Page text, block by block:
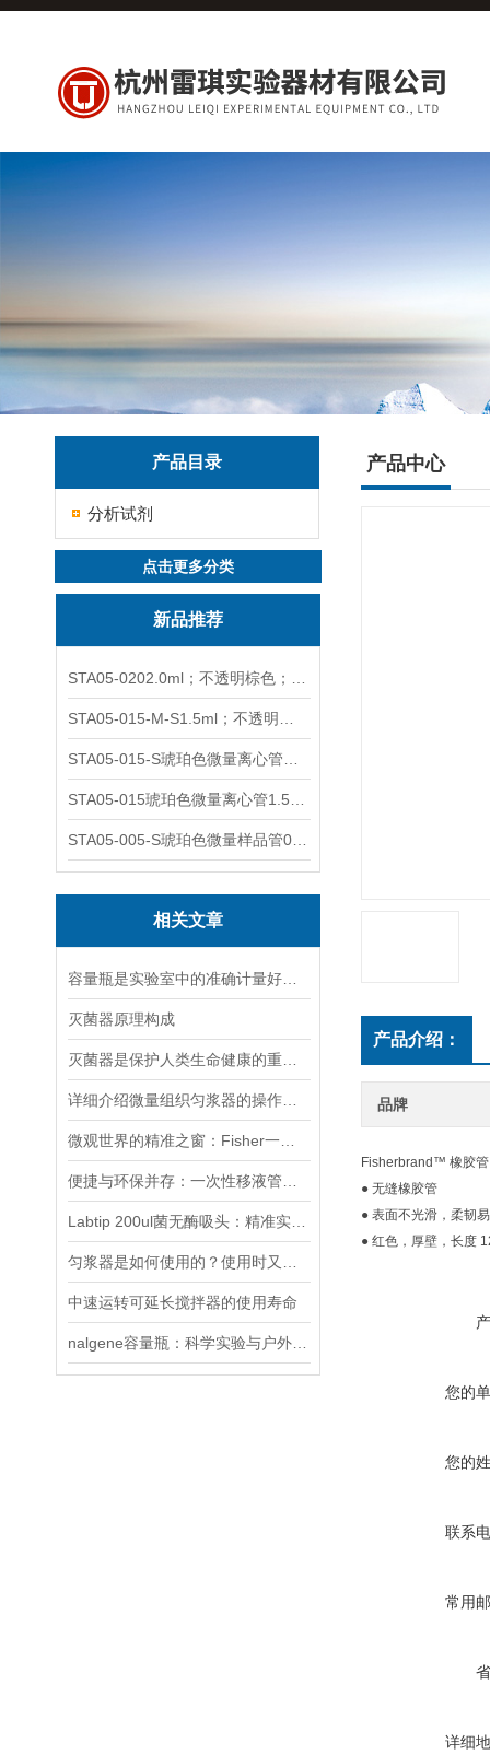
产品目录
分析试剂
点击更多分类
新品推荐
相关文章
灭菌器原理构成
中速运转可延长搅拌器的使用寿命
产品中心
产品介绍：
品牌
Fisherbrand™ 橡胶
● 无缝橡胶管
● 表面不光滑，柔韧
● 红色，厚壁，长度
您的
您的
联系
常用
详细